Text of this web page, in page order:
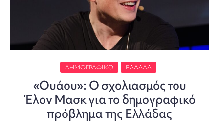
ΔΗΜΟΓΡΑΦΙΚΌ ΕΛΛΆΔΑ
«Ουάου»: Ο σχολιασμός του
Έλον Μασκ για το δημογραφικό
πρόβλημα της Ελλάδας